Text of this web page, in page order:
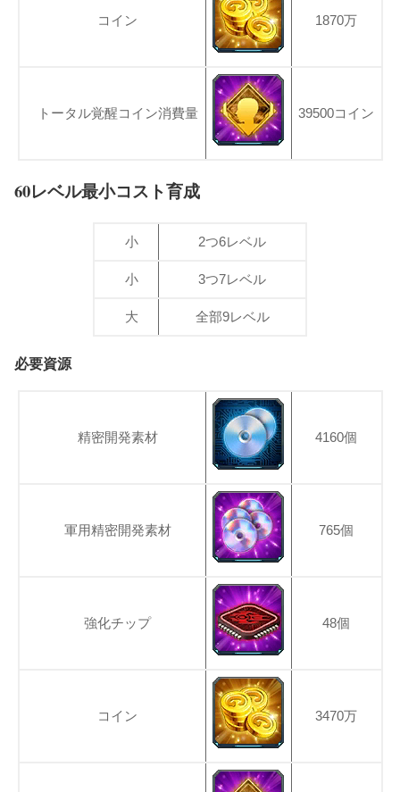
コイン 1870万
トータル覚醒コイン消費量 39500コイン
60レベル最小コスト育成
小 2つ6レベル
小 3つ7レベル
大 全部9レベル
必要資源
精密開発素材 4160個
軍用精密開発素材 765個
強化チップ 48個
コイン 3470万